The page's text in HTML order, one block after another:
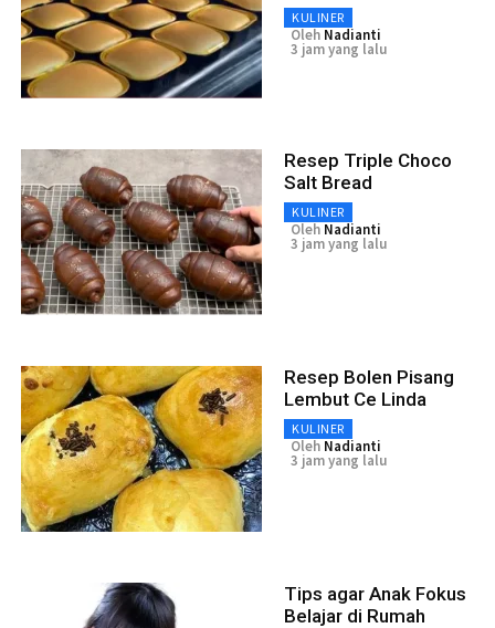
KULINER
Oleh Nadianti
3 jam yang lalu
Resep Triple Choco
Salt Bread
KULINER
Oleh Nadianti
3 jam yang lalu
Resep Bolen Pisang
Lembut Ce Linda
KULINER
Oleh Nadianti
3 jam yang lalu
Tips agar Anak Fokus
Belajar di Rumah